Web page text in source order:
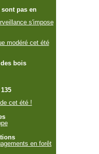
pas en
s'impose
modéré cet été
bois
cet été !
en forêt